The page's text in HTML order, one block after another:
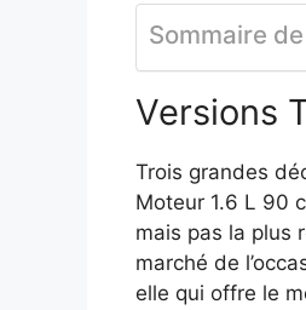
Sommaire
Versions
Trois grandes
Moteur 1.6 L 90
mais pas la plus
marché de
elle qui offre le